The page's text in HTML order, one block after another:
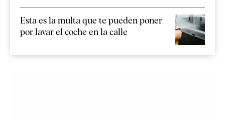
Esta es la multa que te pueden poner
por lavar el coche en la calle